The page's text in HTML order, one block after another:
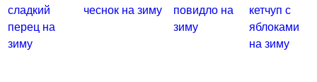
сладкий
перец на
зиму
чеснок на зиму
повидло на
зиму
кетчуп с
яблоками
на зиму